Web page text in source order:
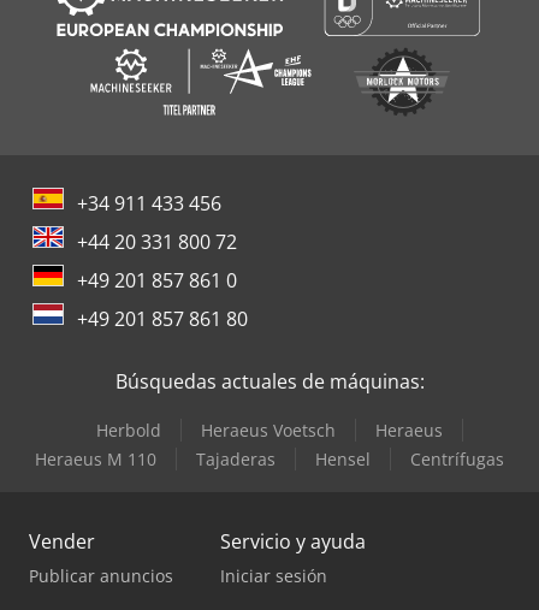
+34 911 433 456
+44 20 331 800 72
+49 201 857 861 0
+49 201 857 861 80
Búsquedas actuales de máquinas:
Herbold Heraeus Voetsch
Heraeus
Heraeus M 110
Tajaderas Hensel Centrífugas
Vender
Publicar anuncios
Servicio y ayuda
Iniciar sesión